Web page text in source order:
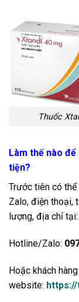
Thuốc
Làm thế nào
tiện?
Trước tiên có
Zalo, điện thoại,
lượng, địa chỉ tại:
Hotline/Zalo:
Hoặc khách
website: